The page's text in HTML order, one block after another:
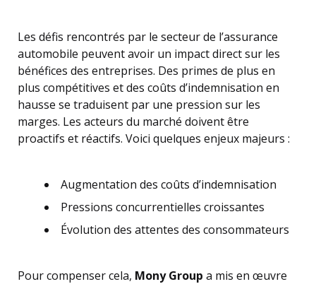
Les défis rencontrés par le secteur de l’assurance
automobile peuvent avoir un impact direct sur les
bénéfices des entreprises. Des primes de plus en
plus compétitives et des coûts d’indemnisation en
hausse se traduisent par une pression sur les
marges. Les acteurs du marché doivent être
proactifs et réactifs. Voici quelques enjeux majeurs :
Augmentation des coûts d’indemnisation
Pressions concurrentielles croissantes
Évolution des attentes des consommateurs
Pour compenser cela, Mony Group a mis en œuvre